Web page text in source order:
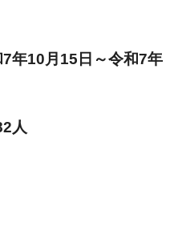
年10月15日～令和7年
人